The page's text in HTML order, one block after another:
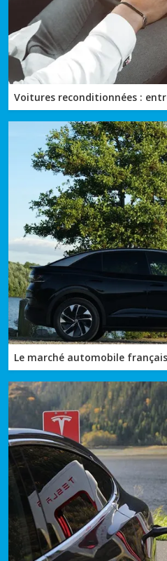
Voitures reconditionnées :
Le marché automobile